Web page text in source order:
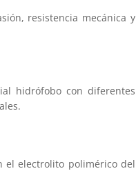
resistencia mecánica y
hidrófobo con diferentes
el electrolito polimérico del